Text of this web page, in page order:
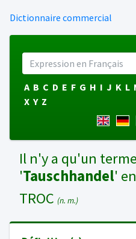
Dictionnaire commercial
A B C D E F G H I J K L
X Y Z
Il n'y a qu'un
'Tauschhandel'
TROC (n. m.)